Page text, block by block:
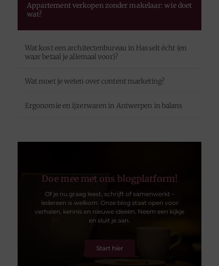
Appartement verkopen zonder makelaar: wie doet
wat?
Wat kost een architectenbureau in Hasselt écht (en
waar betaal je allemaal voor)?
Wat moet je weten over content marketing?
Ergonomie en ijzerwaren in Antwerpen in balans
Doe mee met ons blogplatform!
Of je nu graag leest, schrijft of samenwerkt –
iedereen is welkom. Onze blog staat open voor
verhalen, kennis en nieuwe ideeën. Neem een kijkje
en sluit je aan.
Start hier